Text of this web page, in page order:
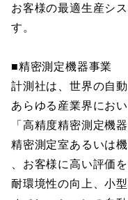
お客様の最適生産シ
す。
■精密測定機器事業
計測社は、世界の自
あらゆる産業界にお
「高精度精密測定機器
精密測定室あるいは
、お客様に高い評価
耐環境性の向上、小型